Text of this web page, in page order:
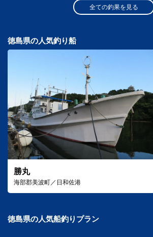
全ての釣果を見る
徳島県の人気釣り船
勝丸
海部郡美波町／日和佐港
徳島県の人気船釣りプラン